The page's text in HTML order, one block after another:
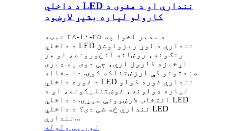
د داخلي LED نندارې او د هغوی د
کارولو لپاره بشپړ لارښود
د مدیر لخوا په ۲۵-۱۰-۲۸ نیټه
د داخلي LED نندارې د لوړ ریزولوشن
رنګونه، روښانه انځورونه، او هر
اړخیزه کارول لري، چې دوی په ډیری
صنعتونو کې ارزښتناکه کوي. دا مقاله
د غوره داخلي LED نندارې غوره کولو
لپاره ډولونه، غوښتنلیکونه، او د
انتخاب لارښوونې سپړي. د داخلي LED
نندارې څه شی دی؟ د داخلي LED
نندارې...
نور یی ولوله